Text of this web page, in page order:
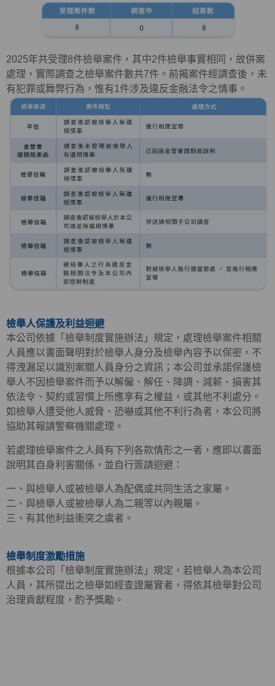
2025年共受理8件檢舉案件，其中2件檢舉事實相同，故併案
處理，實際調查之檢舉案件數共7件。前揭案件經調查後，未
有犯罪或舞弊行為，惟有1 件涉及違反金融法令之情事。
檢舉人保護及利益迴避
本公司依據「檢舉制度實施辦法」規定，處理檢舉案件相關
人員應以書面聲明對於檢舉人身分及檢舉內容予以保密，不
得洩漏足以識別案關人員身分之資訊；本公司並承諾保護檢
舉人不因檢舉案件而予以解僱、解任、降調、減薪、損害其
依法令、契約或習慣上所應享有之權益，或其他不利處分。
如檢舉人遭受他人威脅、恐嚇或其他不利行為者，本公司將
協助其報請警察機關處理。
若處理檢舉案件之人員有下列各款情形之一者，應即以書面
說明其自身利害關係，並自行簽請迴避：
一、與檢舉人或被檢舉人為配偶或共同生活之家屬。
二、與檢舉人或被檢舉人為二親等以內親屬。
三、有其他利益衝突之虞者。
檢舉制度激勵措施
根據本公司「檢舉制度實施辦法」規定，若檢舉人為本公司
人員，其所提出之檢舉如經查證屬實者，得依其檢舉對公司
治理貢獻程度，酌予獎勵。